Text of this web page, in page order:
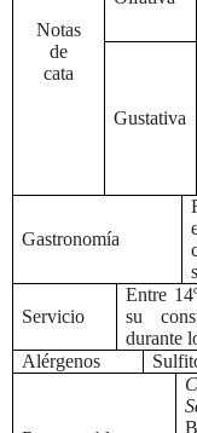
Notas
de
cata
Gustativa
Gastronomía
Servicio
Entre
su
durante
Alérgenos